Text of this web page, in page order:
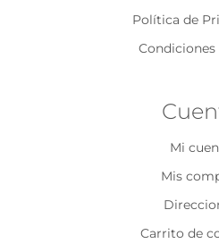
Política de
Condiciones
Mi
Mis
Carrito de